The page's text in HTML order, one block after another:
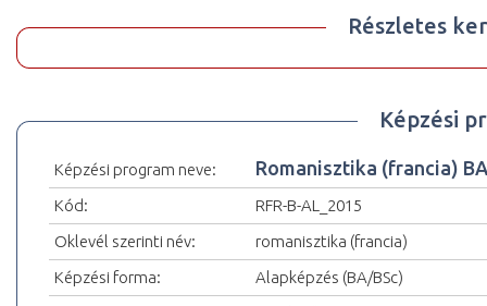
Részletes
Képzési
Képzési program neve: Romanisztika (francia)
Kód:
RFR-B-AL_2015
Oklevél szerinti név:
romanisztika (francia)
Képzési forma:
Alapképzés (BA/BSc)